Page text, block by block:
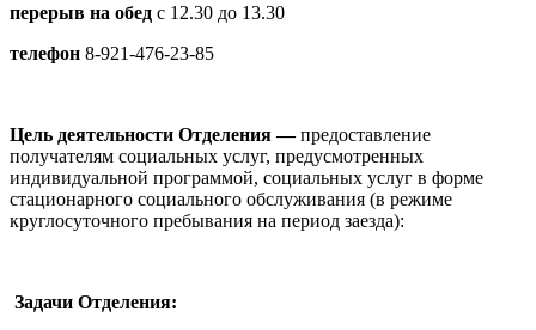
перерыв на обед с 12.30 до 13.30
телефон 8-921-476-23-85
Цель деятельности Отделения —предоставление
получателям социальных услуг, предусмотренных
индивидуальной программой, социальных услуг в форме
стационарного социального обслуживания (в режиме
круглосуточного пребывания на период заезда):
Задачи Отделения: